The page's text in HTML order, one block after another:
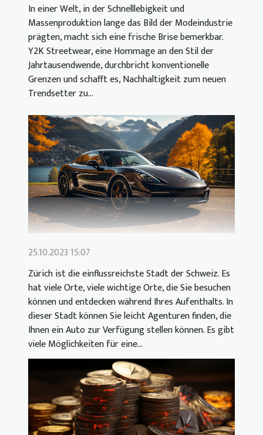
In einer Welt, in der Schnelllebigkeit und
Massenproduktion lange das Bild der Modeindustrie
prägten, macht sich eine frische Brise bemerkbar.
Y2K Streetwear, eine Hommage an den Stil der
Jahrtausendwende, durchbricht konventionelle
Grenzen und schafft es, Nachhaltigkeit zum neuen
Trendsetter zu...
25.10.2023 15:07
Zürich ist die einflussreichste Stadt der Schweiz. Es
hat viele Orte, viele wichtige Orte, die Sie besuchen
können und entdecken während Ihres Aufenthalts. In
dieser Stadt können Sie leicht Agenturen finden, die
Ihnen ein Auto zur Verfügung stellen können. Es gibt
viele Möglichkeiten für eine...